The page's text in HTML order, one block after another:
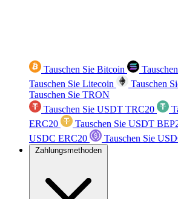
Tauschen Sie Bitcoin
Tauschen Sie Litecoin
Tauschen
Tauschen Sie TRON
Tauschen Sie USDT TRC20
ERC20
Tauschen Sie USDT
USDC ERC20
Tauschen Sie
Zahlungsmethoden